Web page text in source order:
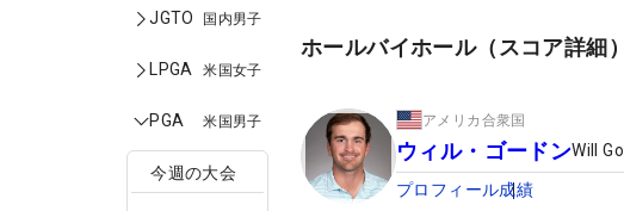
JGTO 国内男子
LPGA 米国女子
PGA 米国男子
今週の大会
ホールバイホール（スコア詳細）
アメリカ合衆国
ウィル・ゴードンWill
プロフィール成績